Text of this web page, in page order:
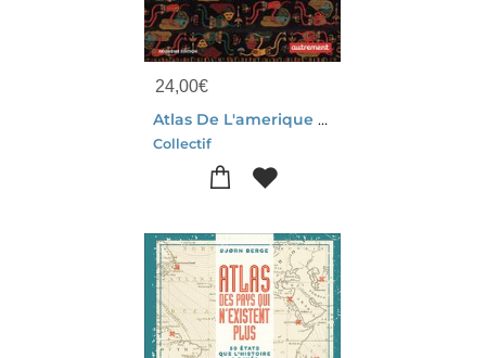
24,00€
Atlas De L'amerique Precolombienne
Collectif